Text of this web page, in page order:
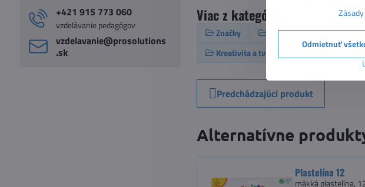
Viac z kategórie
Značky Vekové kategórie 3
Kreativita a tvorenie
Predchádzajúci produkt
Alternatívne
Plastelína 12
mäkká plastelína,
+421 915 773 060
vzdelávanie pedagógov
vzdelavanie​@prosolutions​
.sk
Odmietnuť